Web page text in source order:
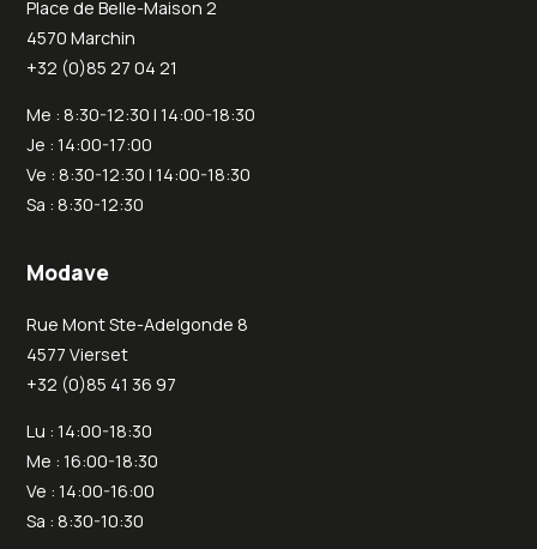
Place de Belle-Maison 2
4570 Marchin
+32 (0)85 27 04 21
Me : 8:30-12:30 | 14:00-18:30
Je : 14:00-17:00
Ve : 8:30-12:30 | 14:00-18:30
Sa : 8:30-12:30
Modave
Rue Mont Ste-Adelgonde 8
4577 Vierset
+32 (0)85 41 36 97
Lu : 14:00-18:30
Me : 16:00-18:30
Ve : 14:00-16:00
Sa : 8:30-10:30